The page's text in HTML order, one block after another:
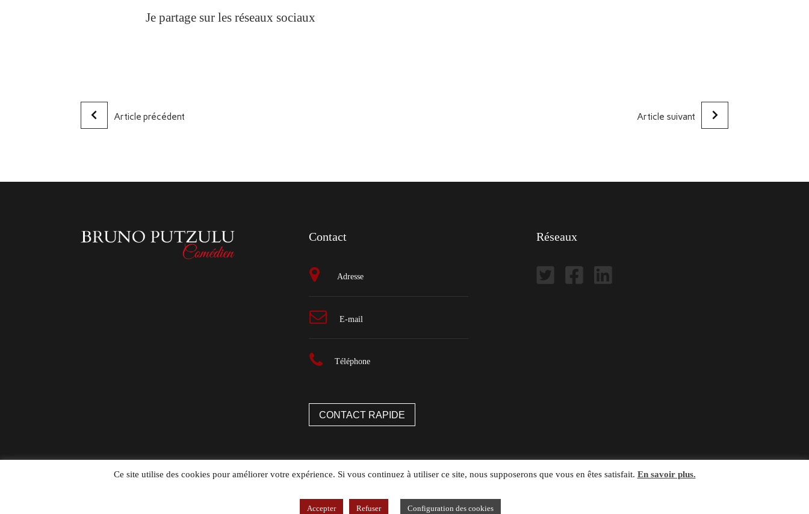
Je partage sur les réseaux sociaux
Article précédent Article suivant
Contact
Adresse
E-mail
Téléphone
CONTACT RAPIDE
Réseaux
Ce site utilise des cookies pour améliorer votre expérience. Si vous continuez à utiliser ce site, nous supposerons que vous en êtes satisfait. En savoir plus.
Accepter Refuser Configuration des cookies